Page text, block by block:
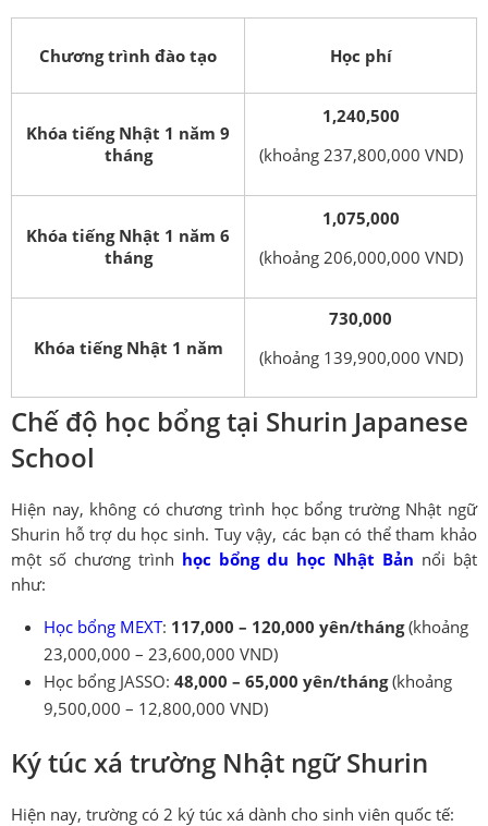
Chương trình đào tạo Học phí
Khóa tiếng Nhật 1 năm 9
tháng
1,240,500
(khoảng 237,800,000 VND)
Khóa tiếng Nhật 1 năm 6
tháng
1,075,000
(khoảng 206,000,000 VND)
Khóa tiếng Nhật 1 năm
730,000
(khoảng 139,900,000 VND)
Chế độ học bổng tại Shurin Japanese
School
Hiện nay, không có chương trình học bổng trường Nhật ngữ
Shurin hỗ trợ du học sinh. Tuy vậy, các bạn có thể tham khảo
một số chương trình học bổng du học Nhật Bản nổi bật
như:
Học bổng MEXT: 117,000 – 120,000 yên/tháng(khoảng
23,000,000 – 23,600,000 VND)
Học bổng JASSO: 48,000 – 65,000 yên/tháng(khoảng
9,500,000 – 12,800,000 VND)
Ký túc xá trường Nhật ngữ Shurin
Hiện nay, trường có 2 ký túc xá dành cho sinh viên quốc tế: